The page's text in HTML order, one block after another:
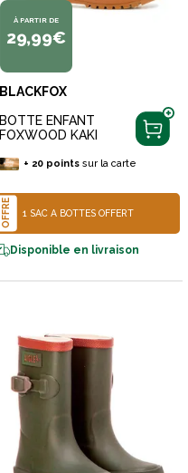
À PARTIR DE
29,99€
BLACKFOX
BOTTE ENFANT
FOXWOOD KAKI
+ 20pointssur la carte
OFFRE 1 SAC À BOTTES OFFERT
Disponible en livraison